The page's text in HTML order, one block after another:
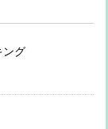
ング